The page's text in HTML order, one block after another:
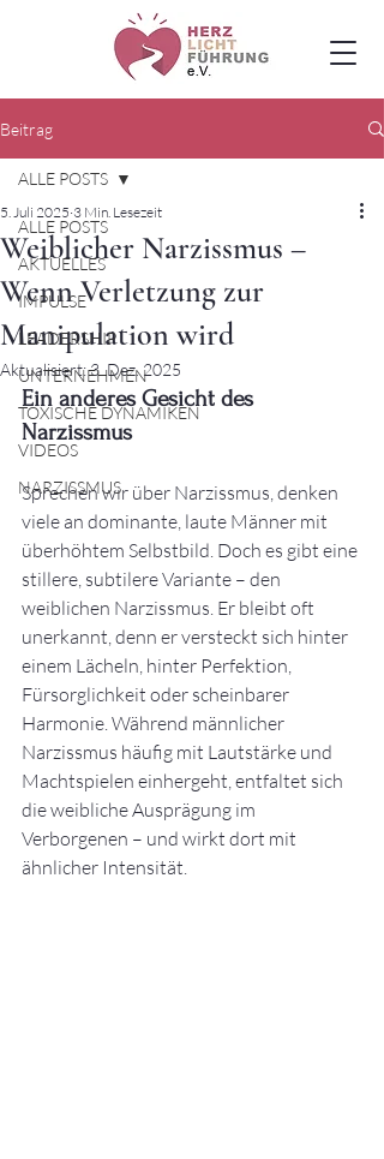
Beitrag
ALLE POSTS
AKTUELLES
IMPULSE
LEADERSHIP
UNTERNEHMEN
TOXISCHE DYNAMIKEN
VIDEOS
NARZISSMUS
ALLE POSTS
Weiblicher Narzissmus –
Wenn Verletzung zur
Manipulation wird
5. Juli 2025 3 Min. Lesezeit
Aktualisiert:3. Dez. 2025
Ein anderes Gesicht des
Narzissmus
Sprechen wir über Narzissmus, denken
viele an dominante, laute Männer mit
überhöhtem Selbstbild. Doch es gibt eine
stillere, subtilere Variante – den
weiblichen Narzissmus. Er bleibt oft
unerkannt, denn er versteckt sich hinter
einem Lächeln, hinter Perfektion,
Fürsorglichkeit oder scheinbarer
Harmonie. Während männlicher
Narzissmus häufig mit Lautstärke und
Machtspielen einhergeht, entfaltet sich
die weibliche Ausprägung im
Verborgenen – und wirkt dort mit
ähnlicher Intensität.